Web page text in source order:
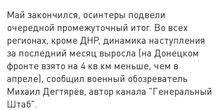
Май закончился, осинтеры подвели
очередной промежуточный итог. Во всех
регионах, кроме ДНР, динамика наступления
за последний месяц выросла (на Донецком
фронте взято на 4 кв.км меньше, чем в
апреле), сообщил военный обозреватель
Михаил Дегтярёв, автор канала "Генеральный
Штаб".